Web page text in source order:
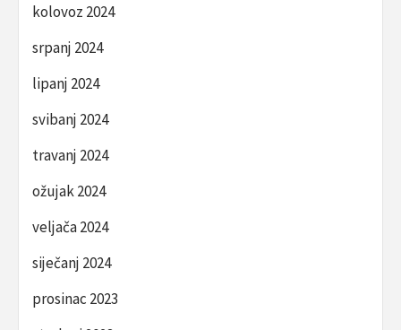
kolovoz 2024
srpanj 2024
lipanj 2024
svibanj 2024
travanj 2024
ožujak 2024
veljača 2024
siječanj 2024
prosinac 2023